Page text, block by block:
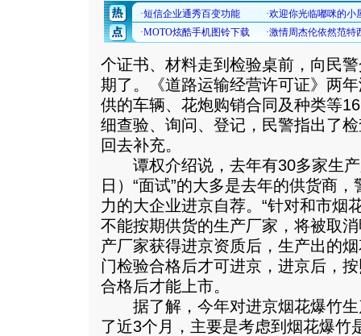
个证书、材料走到检验桌前，向民
期了。《道路运输经营许可证》两
供的车辆、花炮购销合同及种类等
细查验、询问、登记，民警指出了
回去补充。
谭权介绍说，去年有30多家生产
日）“面试”的大多是去年的供货商
力的大企业进京自荐。“针对和市烟
不能按期供货的生产厂家，将被取
产厂家获得进京资质后，生产出的
门检验合格后才可进京，进京后，
合格后才能上市。
据了解，今年对进京烟花爆竹生
了近3个月，主要是考虑到烟花爆竹